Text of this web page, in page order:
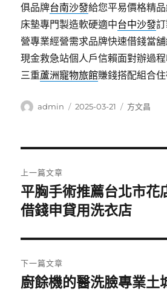
俱品牌台南沙發給您平易價格精
床墊專門製造軟硬適中台中沙發
營專業經營需求品牌快速借錢當
現金救急站個人戶信賴面對辦過
三重蘆洲寵物旅館賺錢搭配組合
作
admin
發
2025-03-21
分
方文昌
章
導
覽
上一篇文章
上
一
文
章:
平胸手術推薦台北市花
借錢申貸用洗衣店
下一篇文章
下
廚餘機的醫洗臉專業土